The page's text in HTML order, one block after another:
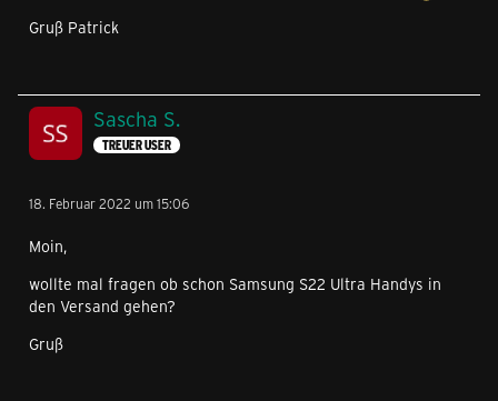
Gruß Patrick
Sascha S.
TREUER USER
18. Februar 2022 um 15:06
Moin,
wollte mal fragen ob schon Samsung S22 Ultra Handys in
den Versand gehen?
Gruß